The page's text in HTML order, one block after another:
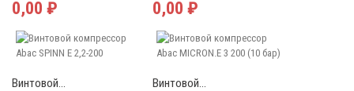
0,00 ₽ 0,00 ₽
Винтовой... Винтовой...